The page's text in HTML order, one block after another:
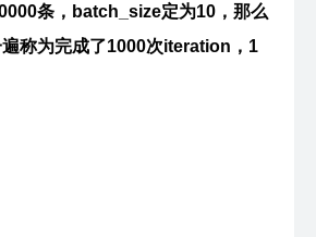
条，batch_size定为10，那么
称为完成了1000次iteration，1